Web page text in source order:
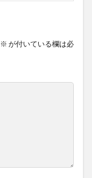
※ が付いている欄は必